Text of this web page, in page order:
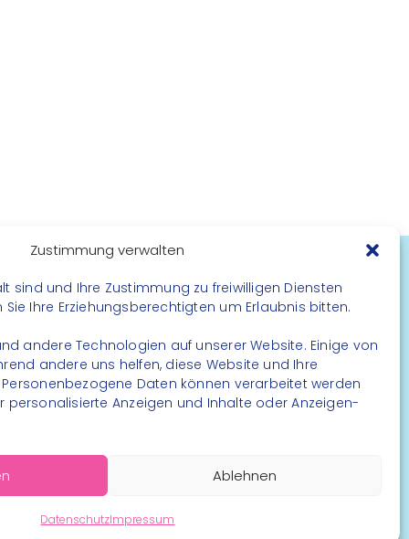
Zustimmung verwalten
sind und Ihre Zustimmung zu freiwilligen Diensten
Ihre Erziehungsberechtigten um Erlaubnis bitten.
andere Technologien auf unserer Website. Einige von
andere uns helfen, diese Website und Ihre
Daten können verarbeitet werden
personalisierte Anzeigen und Inhalte oder Anzeigen-
Ablehnen
DatenschutzImpressum
FOLGE UNS
Instagram
Facebook